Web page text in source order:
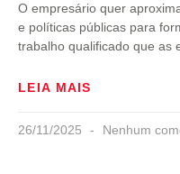
O empresário quer
e políticas públicas para
trabalho qualificado que as
LEIA MAIS
26/11/2025 Nenhum